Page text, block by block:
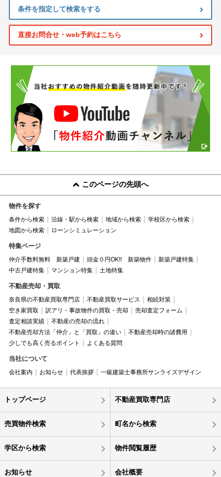
条件を指定して検索をする
直接お問合せ・web予約はこちら
このページの先頭へ
物件を探す
条件から検索 沿線・駅から検索 地域から検索
学校区から検索
地図から検索
ローンシミュレーション
特集ページ
仲介手数料無料 新築戸建 頭金０円OK!! 新築物件
新築戸建特集
中古戸建特集
マンション特集 土地特集
不動産売却・買取
奈良県の不動産買取専門店 不動産買取サービス
相続対策
空き家買取
訳アリ・事故物件の買取・売却
売却査定フォーム
査定相談実績
不動産の売却の流れ
不動産売却方法「仲介」と「買取」の違い
不動産売却時の諸費用
少しでも高く売るポイント
よくある質問
当社について
会社案内 お知らせ 代表挨拶 一級建築士事務所サンライズデザイン
トップページ 不動産買取専門店
売買物件検索 町名から検索
学区から検索 物件閲覧履歴
お知らせ 会社概要